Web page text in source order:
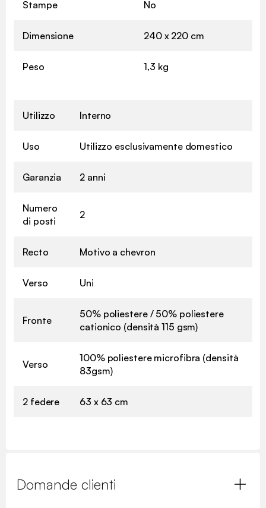
Stampe No
Dimensione 240 x 220 cm
Peso 1,3 kg
Utilizzo Interno
Uso Utilizzo esclusivamente domestico
Garanzia 2 anni
Numero
di posti
2
Recto Motivo a chevron
Verso Uni
Fronte
50% poliestere / 50% poliestere
cationico (densità 115 gsm)
Verso
100% poliestere microfibra (densità
83gsm)
2 federe 63 x 63 cm
Domande clienti